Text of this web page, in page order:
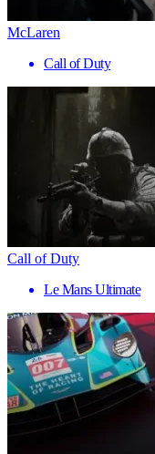
McLaren
Call of Duty
Call of Duty
Le Mans Ultimate